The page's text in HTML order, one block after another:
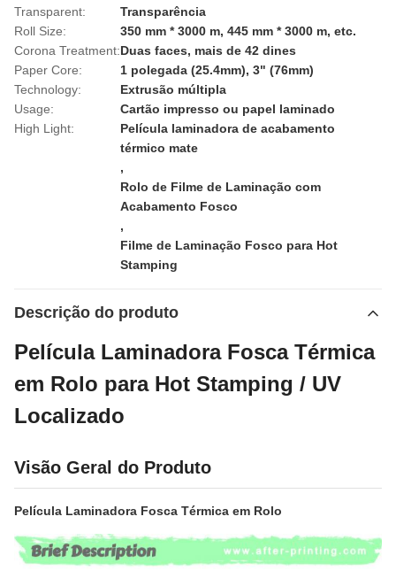
Transparent:
Transparência
Roll Size:
350 mm * 3000 m, 445 mm * 3000 m, etc.
Corona Treatment:Duas faces, mais de 42 dines
Paper Core:
1 polegada (25.4mm), 3" (76mm)
Technology:
Extrusão múltipla
Usage:
Cartão impresso ou papel laminado
High Light:
Película laminadora de acabamento
térmico mate
,
Rolo de Filme de Laminação com
Acabamento Fosco
,
Filme de Laminação Fosco para Hot
Stamping
Descrição do produto
Película Laminadora Fosca Térmica
em Rolo para Hot Stamping / UV
Localizado
Visão Geral do Produto
Película Laminadora Fosca Térmica em Rolo